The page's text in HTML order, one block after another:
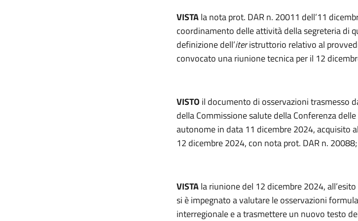
VISTAla nota prot. DAR n. 20011 dell’11
coordinamento delle attività della segreteria di
definizione dell’iteristruttorio relativo al
convocato una riunione tecnica per il 12
VISTO il documento di osservazioni trasmesso
della Commissione salute della Conferenza
autonome in data 11 dicembre 2024, acquisito
12 dicembre 2024, con nota prot. DAR n. 20088;
VISTAla riunione del 12 dicembre 2024,
si è impegnato a valutare le osservazioni
interregionale e a trasmettere un nuovo testo